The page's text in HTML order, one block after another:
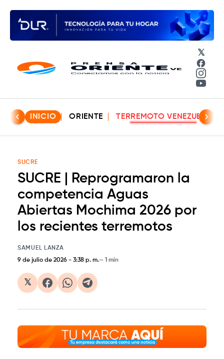
𝕏
INICIO ORIENTE TERREMOTO VENEZUELA
SUCRE
SUCRE | Reprogramaron la
competencia Aguas
Abiertas Mochima 2026 por
los recientes terremotos
SAMUEL LANZA
9 de julio de 2026 - 3:38 p. m. 1 min
𝕏